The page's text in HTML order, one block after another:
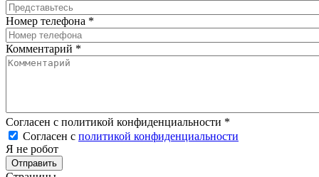
Номер телефона *
Комментарий *
Согласен с политикой конфиденциальности *
Согласен с политикой конфиденциальности
Я не робот